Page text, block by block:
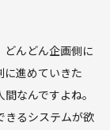
んどん企画側に
に進めていきた
なんですよね。
きるシステムが欲